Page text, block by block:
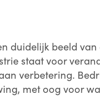
duidelijk beeld van
staat voor
verbetering.
met oog voor